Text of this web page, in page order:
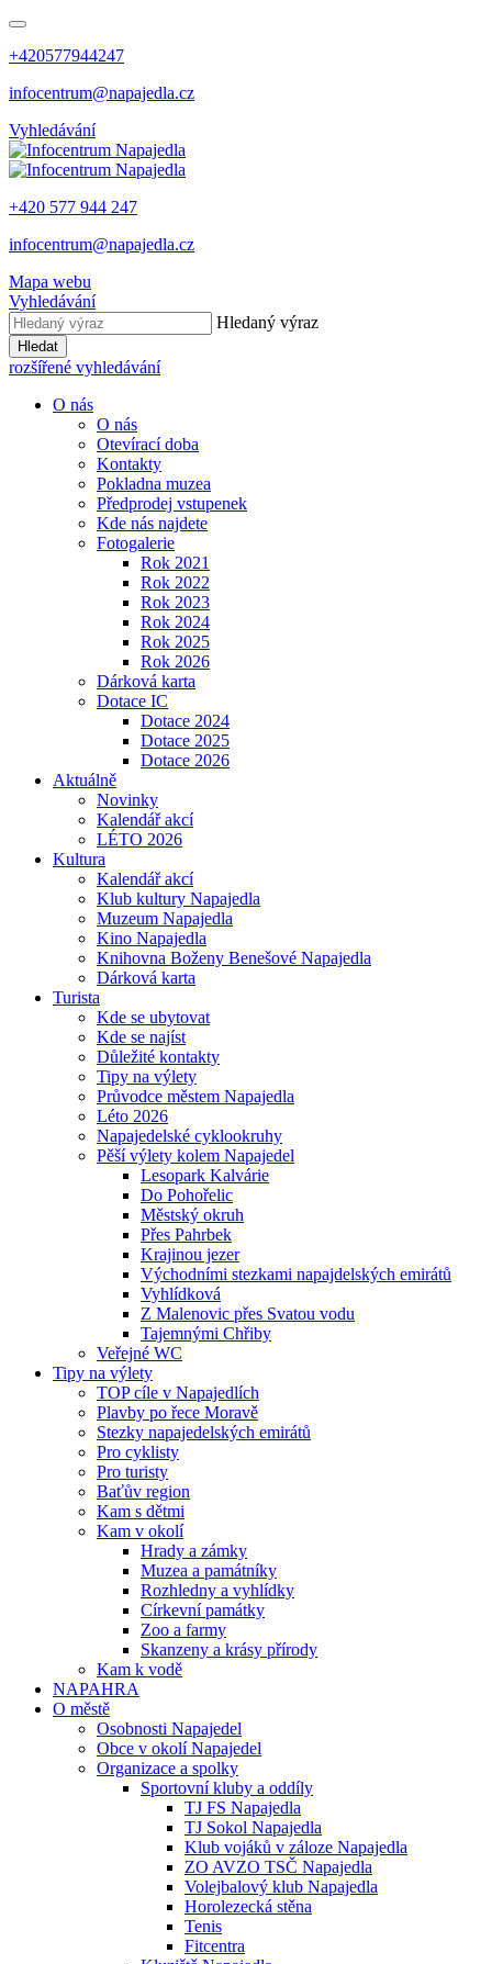
+420577944247
infocentrum@napajedla.cz
Vyhledávání
+420 577 944 247
infocentrum@napajedla.cz
Mapa webu
Vyhledávání
Hledaný výraz
Hledat
rozšířené vyhledávání
O nás
O nás
Otevírací doba
Kontakty
Pokladna muzea
Předprodej vstupenek
Kde nás najdete
Fotogalerie
Rok 2021
Rok 2022
Rok 2023
Rok 2024
Rok 2025
Rok 2026
Dárková karta
Dotace IC
Dotace 2024
Dotace 2025
Dotace 2026
Aktuálně
Novinky
Kalendář akcí
LÉTO 2026
Kultura
Kalendář akcí
Klub kultury Napajedla
Muzeum Napajedla
Kino Napajedla
Knihovna Boženy Benešové Napajedla
Dárková karta
Turista
Kde se ubytovat
Kde se najíst
Důležité kontakty
Tipy na výlety
Průvodce městem Napajedla
Léto 2026
Napajedelské cyklookruhy
Pěší výlety kolem Napajedel
Lesopark Kalvárie
Do Pohořelic
Městský okruh
Přes Pahrbek
Krajinou jezer
Východními stezkami napajdelských emirátů
Vyhlídková
Z Malenovic přes Svatou vodu
Tajemnými Chřiby
Veřejné WC
Tipy na výlety
TOP cíle v Napajedlích
Plavby po řece Moravě
Stezky napajedelských emirátů
Pro cyklisty
Pro turisty
Baťův region
Kam s dětmi
Kam v okolí
Hrady a zámky
Muzea a památníky
Rozhledny a vyhlídky
Církevní památky
Zoo a farmy
Skanzeny a krásy přírody
Kam k vodě
NAPAHRA
O městě
Osobnosti Napajedel
Obce v okolí Napajedel
Organizace a spolky
Sportovní kluby a oddíly
TJ FS Napajedla
TJ Sokol Napajedla
Klub vojáků v záloze Napajedla
ZO AVZO TSČ Napajedla
Volejbalový klub Napajedla
Horolezecká stěna
Tenis
Fitcentra